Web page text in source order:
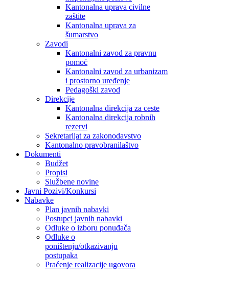
Kantonalna uprava civilne
zaštite
Kantonalna uprava za
šumarstvo
Zavodi
Kantonalni zavod za pravnu
pomoć
Kantonalni zavod za urbanizam
i prostorno uređenje
Pedagoški zavod
Direkcije
Kantonalna direkcija za ceste
Kantonalna direkcija robnih
rezervi
Sekretarijat za zakonodavstvo
Kantonalno pravobranilaštvo
Dokumenti
Budžet
Propisi
Službene novine
Javni Pozivi/Konkursi
Nabavke
Plan javnih nabavki
Postupci javnih nabavki
Odluke o izboru ponuđača
Odluke o
poništenju/otkazivanju
postupaka
Praćenje realizacije ugovora